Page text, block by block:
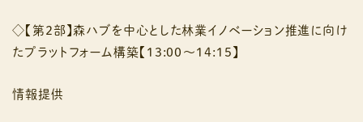
◇【第２部】森ハブを中⼼とした林業イノベーション推進に向け
たプラットフォーム構築【13:00〜14:15】
情報提供